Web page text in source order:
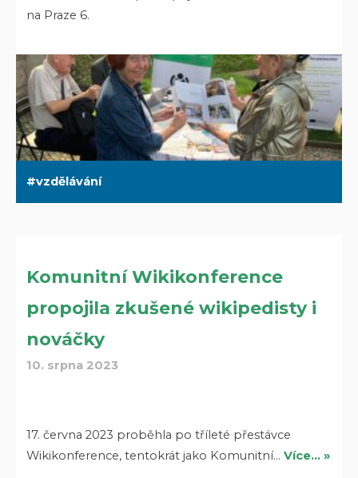
na Praze 6.
vzdělávání
Komunitní Wikikonference
propojila zkušené wikipedisty i
nováčky
10. srpna 2023
17. června 2023 proběhla po tříleté přestávce
Wikikonference, tentokrát jako Komunitní…Více… »